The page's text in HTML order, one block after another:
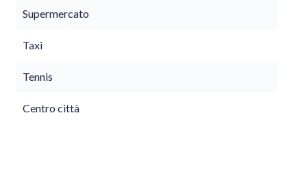
Supermercato
Taxi
Tennis
Centro città